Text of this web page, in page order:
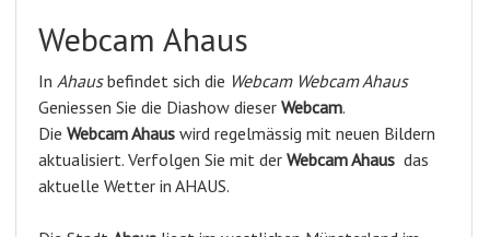
Webcam Ahaus
In Ahausbefindet sich die Webcam Webcam Ahaus
Geniessen Sie die Diashow dieser Webcam.
Die Webcam Ahaus wird regelmässig mit neuen Bildern
aktualisiert. Verfolgen Sie mit der Webcam Ahaus das
aktuelle Wetter in AHAUS.